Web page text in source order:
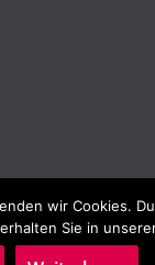
wir Cookies.
Sie in